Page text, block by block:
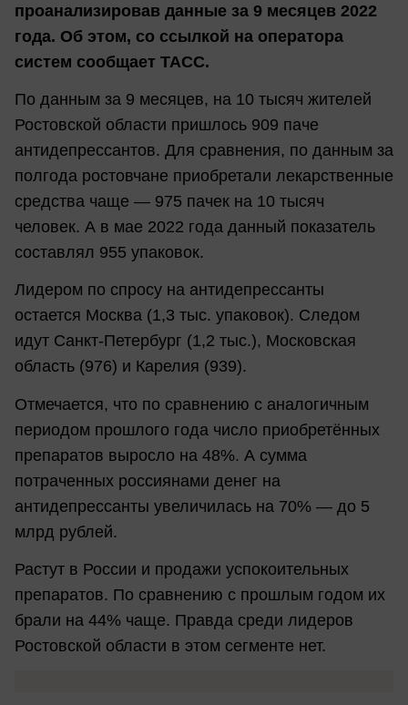
проанализировав данные за 9 месяцев 2022
года. Об этом, со ссылкой на оператора
систем сообщает ТАСС.
По данным за 9 месяцев, на 10 тысяч жителей
Ростовской области пришлось 909 паче
антидепрессантов. Для сравнения, по данным за
полгода ростовчане приобретали лекарственные
средства чаще — 975 пачек на 10 тысяч
человек. А в мае 2022 года данный показатель
составлял 955 упаковок.
Лидером по спросу на антидепрессанты
остается Москва (1,3 тыс. упаковок). Следом
идут Санкт-Петербург (1,2 тыс.), Московская
область (976) и Карелия (939).
Отмечается, что по сравнению с аналогичным
периодом прошлого года число приобретённых
препаратов выросло на 48%. А сумма
потраченных россиянами денег на
антидепрессанты увеличилась на 70% — до 5
млрд рублей.
Растут в России и продажи успокоительных
препаратов. По сравнению с прошлым годом их
брали на 44% чаще. Правда среди лидеров
Ростовской области в этом сегменте нет.